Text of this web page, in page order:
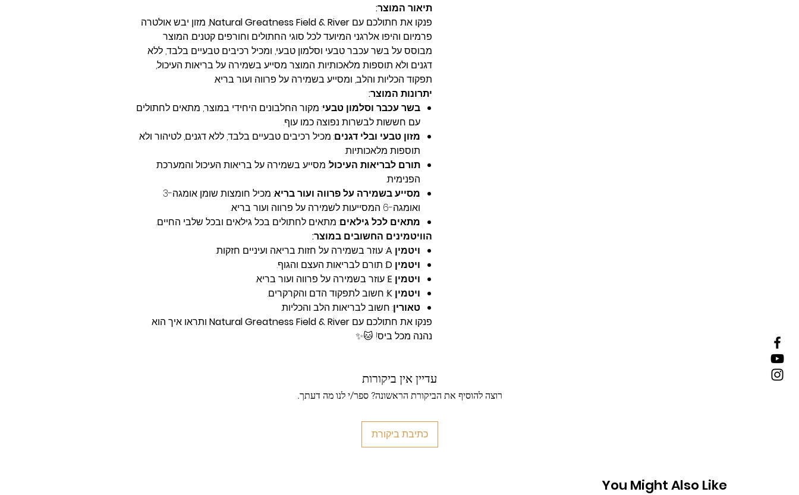
תיאור המוצר:
פנקו את חתולכם עם Natural Greatness Field & River, מזון יבש אולטרה
פרמיום והיפו אלרגני המיועד לכל סוגי החתולים וחורפים קטנים. המוצר
מבוסס על בשר עכבר טבעי וסלמון טבעי, ומכיל רכיבים טבעיים בלבד, ללא
דגנים ולא תוספות מלאכותיות. המוצר מסייע בשמירה על בריאות העיכול,
תפקוד הכליות והלב, ומסייע בשמירה על פרווה ועור בריא.
יתרונות המוצר:
בשר עכבר וסלמון טבעי: מקור החלבונים היחידי במוצר, מתאים לחתולים
עם חששות לבשרות נפוצה כמו עוף.
מזון טבעי ובלי דגנים: מכיל רכיבים טבעיים בלבד, ללא דגנים, לטיהור ולא
תוספות מלאכותיות.
תורם לבריאות העיכול: מסייע בשמירה על בריאות העיכול והמערכת
הפנימית.
מסייע בשמירה על פרווה ועור בריא
: מכיל חומצות שומן אומגה-3
ואומגה-6 המסייעות לשמירה על פרווה ועור בריא.
מתאים לכל גילאים: מתאים לחתולים בכל גילאים ובכל שלבי החיים.
הוויטמינים החשובים במוצר:
ויטמין A
: עוזר בשמירה על חזות בריאה ועיניים חזקות.
ויטמין D
: תורם לבריאות העצם והגוף.
ויטמין E : עוזר בשמירה על פרווה ועור בריא.
ויטמין K
: חשוב לתפקוד הדם והקרקרים.
טאורין: חשוב לבריאות הלב והכליות.
פנקו את חתולכם עם Natural Greatness Field & River ותראו איך הוא
נהנה מכל ביס! 🐱✨
עדיין אין ביקורות
רוצה להוסיף את הביקורת הראשונה? ספר/י לנו מה דעתך.
כתיבת ביקורת
You Might Also Like